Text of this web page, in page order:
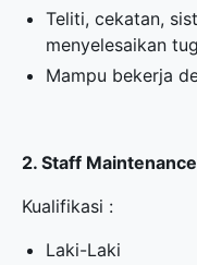
Teliti, cekatan,
menyelesaikan
Mampu bekerja
2. Staff Maintenance
Kualifikasi :
Laki-Laki